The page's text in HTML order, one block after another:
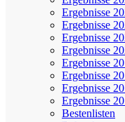
Ergebnisse
Ergebnisse
Ergebnisse
Ergebnisse
Ergebnisse
Ergebnisse
Ergebnisse
Ergebnisse
Bestenlisten